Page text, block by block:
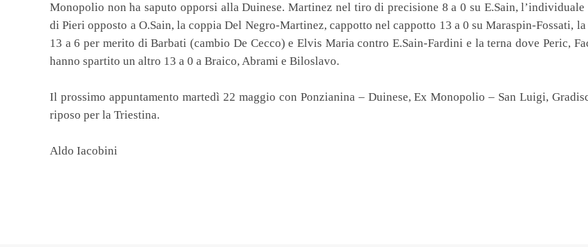
Monopolio non ha saputo opporsi alla Duinese. Martinez nel tiro di precisione 8 a 0 su E.Sain, l’individuale
di Pieri opposto a O.Sain, la coppia Del Negro-Martinez, cappotto nel cappotto 13 a 0 su Maraspin-Fossati,
13 a 6 per merito di Barbati (cambio De Cecco) e Elvis Maria contro E.Sain-Fardini e la terna dove Peric,
hanno spartito un altro 13 a 0 a Braico, Abrami e Biloslavo.
Il prossimo appuntamento martedì 22 maggio con Ponzianina – Duinese, Ex Monopolio – San Luigi,
riposo per la Triestina.
Aldo Iacobini